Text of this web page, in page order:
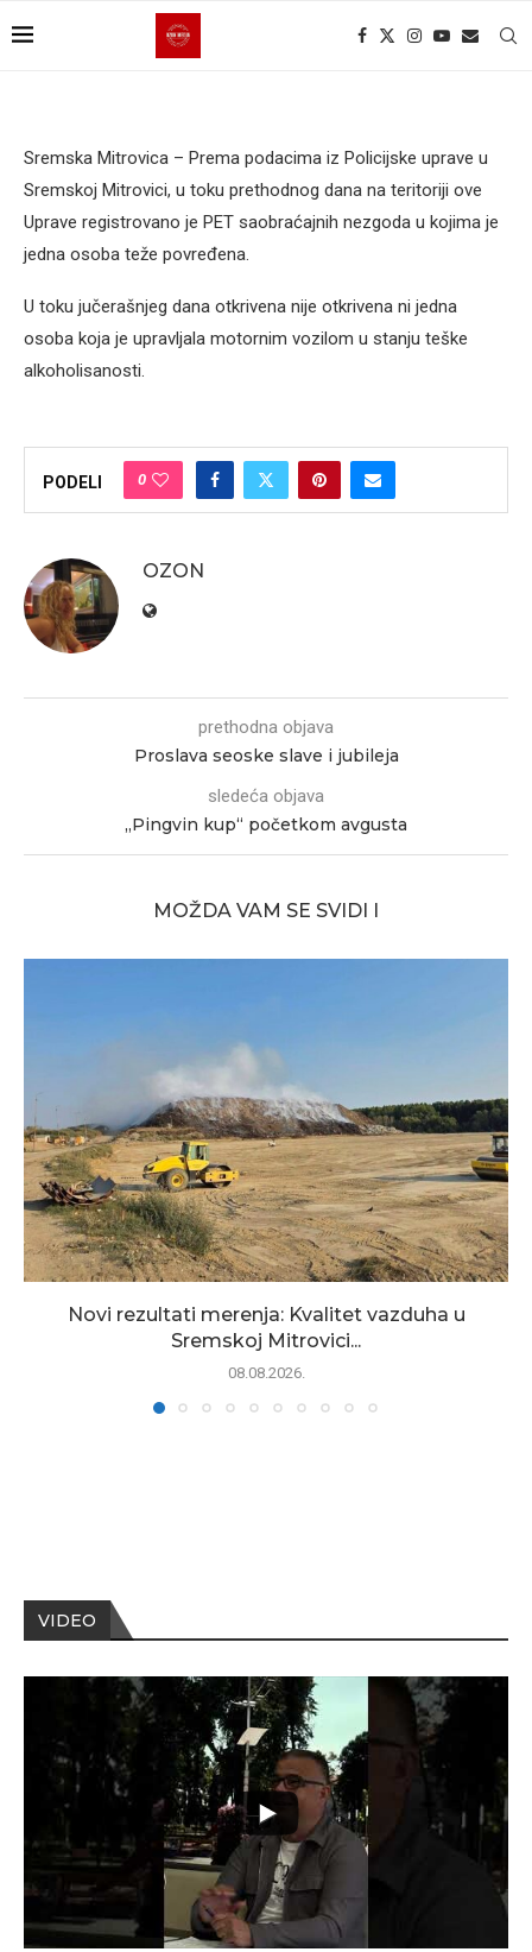
Sremska Mitrovica – Prema podacima iz Policijske uprave u
Sremskoj Mitrovici, u toku prethodnog dana na teritoriji ove
Uprave registrovano je PET saobraćajnih nezgoda u kojima je
jedna osoba teže povređena.
U toku jučerašnjeg dana otkrivena nije otkrivena ni jedna
osoba koja je upravljala motornim vozilom u stanju teške
alkoholisanosti.
PODELI 0
OZON
prethodna objava
Proslava seoske slave i jubileja
sledeća objava
„Pingvin kup“ početkom avgusta
MOŽDA VAM SE SVIDI I
Novi rezultati merenja: Kvalitet vazduha u
Sremskoj Mitrovici...
08.08.2026.
VIDEO